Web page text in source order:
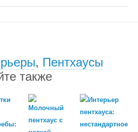
, Пентхаусы
также